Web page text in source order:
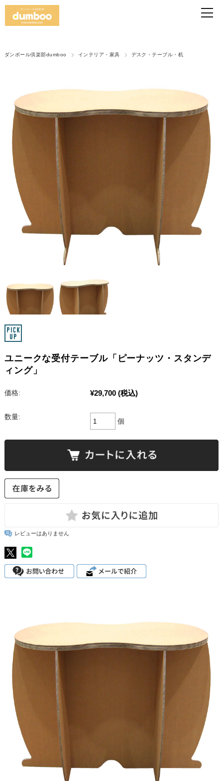
ダンボール倶楽部dumboo インテリア・家具 デスク・テーブル・机
ユニークな受付テーブル「ピーナッツ・スタンデ
ィング」
価格: ¥29,700 (税込)
数量:
個
レビューはありません